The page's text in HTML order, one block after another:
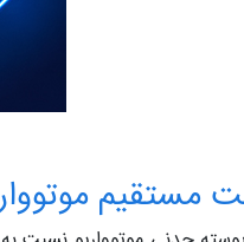
مستقیم